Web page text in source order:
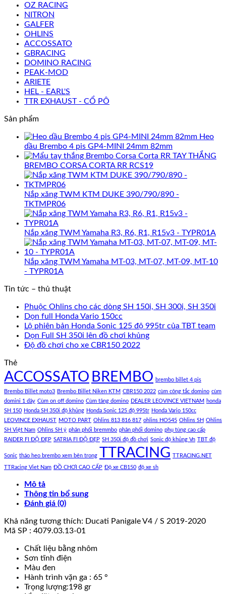
OZ RACING
NITRON
GALFER
OHLINS
ACCOSSATO
GBRACING
DOMINO RACING
PEAK-MOD
ARIETE
HEL - EARL'S
TTR EXHAUST - CỔ PÔ
Sản phẩm
Heo
dầu Brembo 4 pis GP4-MINI 24mm 82mm
TAY THẮNG
BREMBO CORSA CORTA RR RCS19
Nắp xăng TWM KTM DUKE 390/790/890 -
TKTMPR06
Nắp xăng TWM Yamaha R3, R6, R1, R15v3 - TYPR01A
Nắp xăng TWM Yamaha MT-03, MT-07, MT-09, MT-10
- TYPR01A
Tin tức – thủ thuật
Phuộc Ohlins cho các dòng SH 150i, SH 300i, SH 350i
Dọn full Honda Vario 150cc
Lộ phiên bản Honda Sonic 125 độ 995tr của TBT team
Dọn Full SH 350i lên đồ chơi khủng
Độ đồ chơi cho xe CBR150 2022
Thẻ
ACCOSSATO BREMBO brembo billet 4 pis
Brembo Billet moto3 Brembo Billet Niken KTM CBR150 2022 cùm công tắc domino cùm
domini 1 dây Cùm on off domino Cùm tăng domino DEALER LEOVINCE VIETNAM honda
SH 150 Honda SH 350i độ khủng Honda Sonic 125 độ 995tr Honda Vario 150cc
LEOVINCE EXHAUST MOTO PART Ohlins 813 816 817 ohlins HO545 Ohlins SH Ohlins
SH Việt Nam Ohlins SH ý phân phối bremmbo phân phối domino phụ tùng cao cấp
RAIDER FI ĐỘ ĐẸP SATRIA FI ĐỘ ĐẸP SH 350i độ đồ chơi Sonic độ khủng Vn TBT độ
Sonic tháo heo brembo xem bên trong TTRACING TTRACING.NET
TTRacing Viet Nam ĐỒ CHƠI CAO CẤP Độ xe CB150 độ xe sh
Mô tả
Thông tin bổ sung
Đánh giá (0)
Khả năng tương thích: Ducati Panigale V4 / S 2019-2020
Mã SP : 4079.03.13-01
Chất liệu bằng nhôm
Sơn tĩnh điện
Màu đen
Hành trình vặn ga : 65 °
Trọng lượng:198 gr